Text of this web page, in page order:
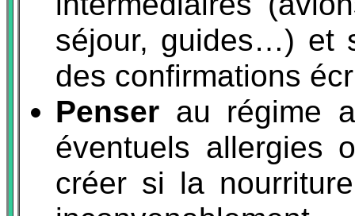
séjour, guides…) et
des confirmations
Penser au régime
éventuels allergies
créer si la